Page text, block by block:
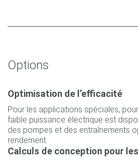
Options
Optimisation de l’efficacité
Pour les applications spéciales,
faible puissance électrique est
des pompes et des entraînements
rendement.
Calculs de conception pour